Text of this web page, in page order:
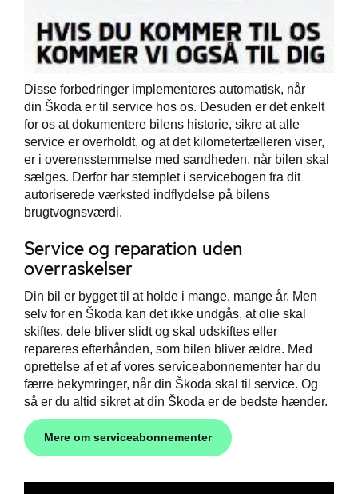
Disse forbedringer implementeres automatisk, når
din Škoda er til service hos os. Desuden er det enkelt
for os at dokumentere bilens historie, sikre at alle
service er overholdt, og at det kilometertælleren viser,
er i overensstemmelse med sandheden, når bilen skal
sælges. Derfor har stemplet i servicebogen fra dit
autoriserede værksted indflydelse på bilens
brugtvognsværdi.
Service og reparation uden
overraskelser
Din bil er bygget til at holde i mange, mange år. Men
selv for en Škoda kan det ikke undgås, at olie skal
skiftes, dele bliver slidt og skal udskiftes eller
repareres efterhånden, som bilen bliver ældre. Med
oprettelse af et af vores serviceabonnementer har du
færre bekymringer, når din Škoda skal til service. Og
så er du altid sikret at din Škoda er de bedste hænder.
Mere om serviceabonnementer